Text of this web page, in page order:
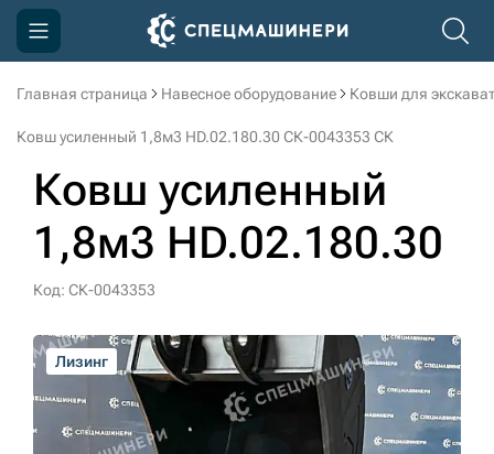
Главная страница Навесное оборудование Ковши для
Ковш усиленный 1,8м3 HD.02.180.30 СК-0043353 СК
Ковш усиленный
1,8м3 HD.02.180.30
Код: СК-0043353
Лизинг
Лизинг
Лизинг
Лизинг
Лизинг
Лизинг
Компания
Доставка и оплата
Информация
Контакты
3D тур по производству
3D тур по складам